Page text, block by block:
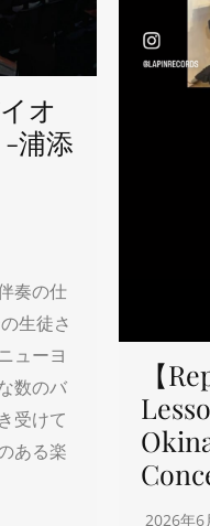
オ
-浦添
奏の仕
生徒さ
ューヨ
数のバ
受けて
ある楽
【
2026年6